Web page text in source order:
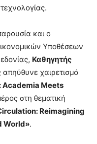
και ο
Υποθέσεων
Καθηγητής
απηύθυνε χαιρετισμό
Academia Meets
στη θεματική
Reimagining
World».